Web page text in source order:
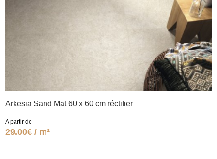
Arkesia Sand Mat 60 x 60 cm réctifier
A partir de
29.00€ / m²